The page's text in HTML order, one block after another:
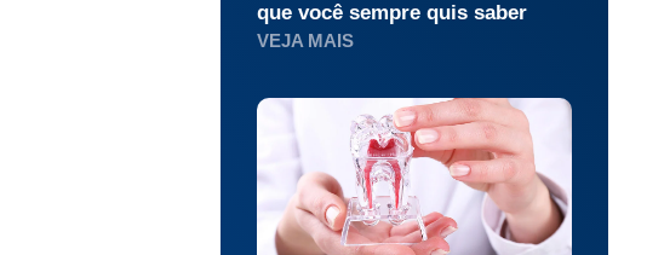
que você sempre quis saber
VEJA MAIS